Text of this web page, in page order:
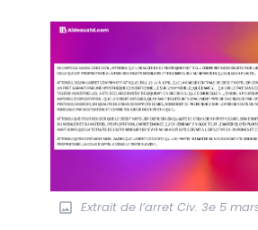
Extrait de l’arret Civ. 3e 5